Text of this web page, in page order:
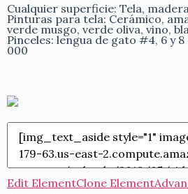
Cualquier superficie: Tela,
Pinturas para tela: Cerámico,
verde musgo, verde oliva, vino,
Pinceles: lengua de gato #4, 6 y
000
Edit ElementClone Element